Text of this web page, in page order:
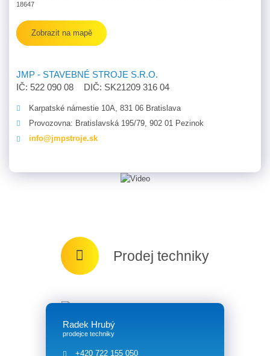
18647
Zobrazit na mapě
JMP - STAVEBNÉ STROJE S.R.O.
IČ: 522 090 08
DIČ: SK21209 316 04
Karpatské námestie 10A, 831 06 Bratislava
Provozovna: Bratislavská 195/79, 902 01 Pezinok
info@jmpstroje.sk
Prodej techniky
Radek Hrubý
prodejce techniky
+420 722 155 050